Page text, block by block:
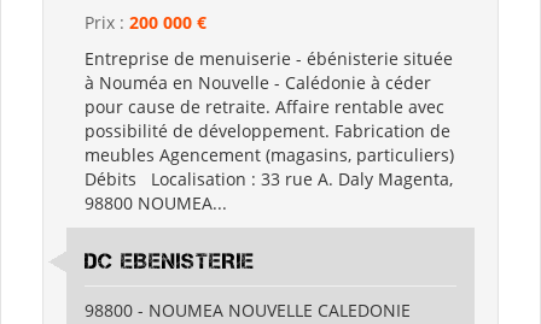
Prix : 200 000 €
Entreprise de menuiserie - ébénisterie située
à Nouméa en Nouvelle - Calédonie à céder
pour cause de retraite. Affaire rentable avec
possibilité de développement. Fabrication de
meubles Agencement (magasins, particuliers)
Débits Localisation : 33 rue A. Daly Magenta,
98800 NOUMEA...
DC EBENISTERIE
98800 - NOUMEA NOUVELLE CALEDONIE